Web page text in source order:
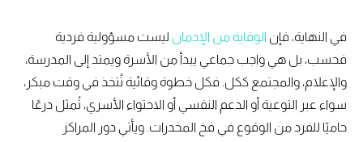
في النهاية، فإنالوقاية من الإدمانليست مسؤولية فردية
فحسب، بل هي واجب جماعي يبدأ من الأسرة ويمتد إلى المدرسة،
والإعلام، والمجتمع ككل. فكل خطوة وقائية تُتخذ في وقت مبكر،
سواء عبر التوعية أو الدعم النفسي أو الاحتواء الأسري، تُمثل درعًا
حاميًا للفرد من الوقوع في فخ المخدرات. ويأتي دور المراكز